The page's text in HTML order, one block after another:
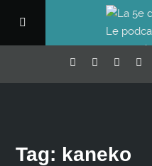
Tag: kaneko